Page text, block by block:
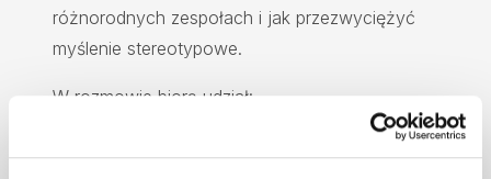
różnorodnych zespołach i jak przezwyciężyć
myślenie stereotypowe.
W rozmowie biorą udział: